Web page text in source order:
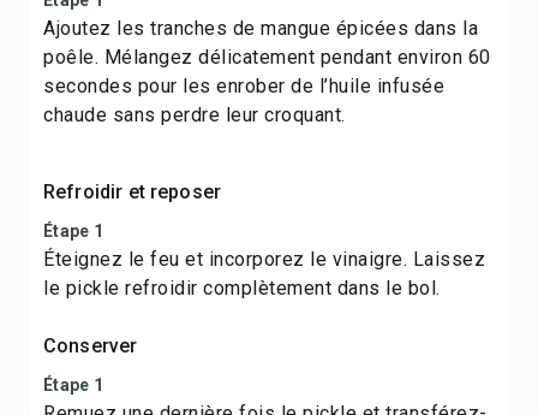
Ajoutez les tranches de mangue épicées dans la
poêle. Mélangez délicatement pendant environ 60
secondes pour les enrober de l’huile infusée
chaude sans perdre leur croquant.
Refroidir et reposer
Étape 1
Éteignez le feu et incorporez le vinaigre. Laissez
le pickle refroidir complètement dans le bol.
Conserver
Étape 1